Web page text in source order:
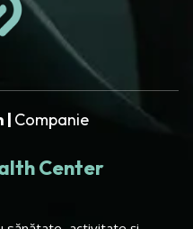
| Companie
Center